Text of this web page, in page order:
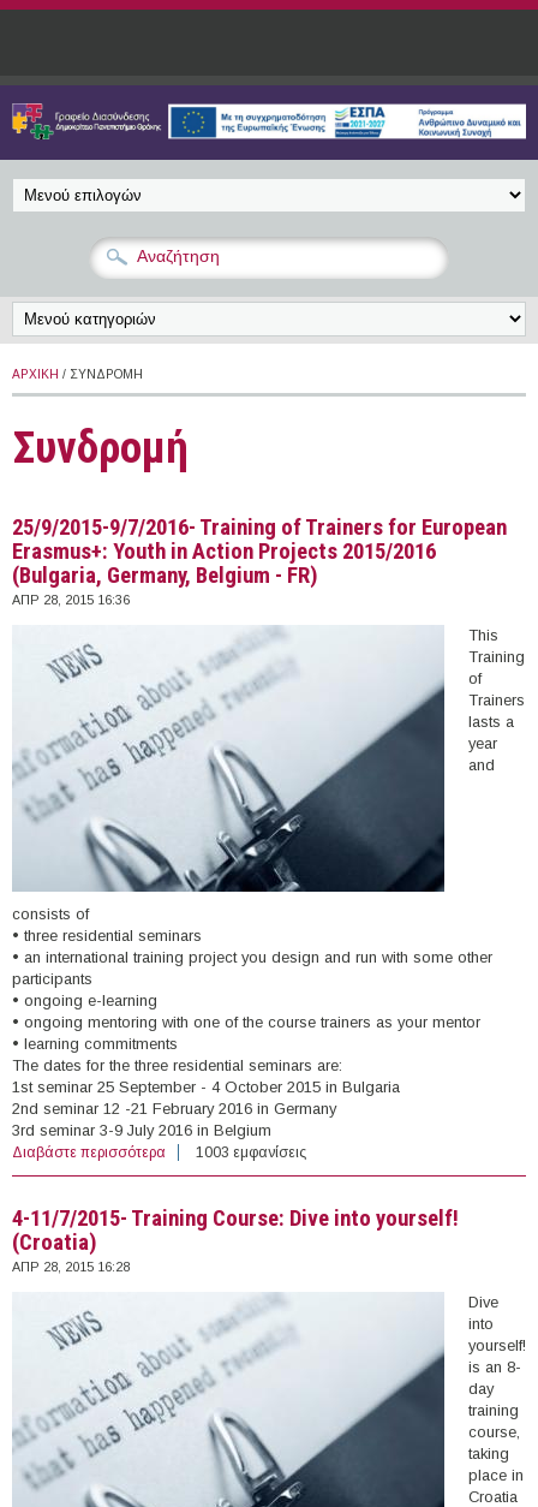
Παράκαμψη προς το κυρίως περιεχόμενο
ΑΡΧΙΚΉ / ΣΥΝΔΡΟΜΉ
Συνδρομή
25/9/2015-9/7/2016- Training of Trainers for European
Erasmus+: Youth in Action Projects 2015/2016
(Bulgaria, Germany, Belgium - FR)
ΑΠΡ 28, 2015 16:36
This
Training
of
Trainers
lasts a
year
and
consists of
• three residential seminars
• an international training project you design and run with some other
participants
• ongoing e-learning
• ongoing mentoring with one of the course trainers as your mentor
• learning commitments
The dates for the three residential seminars are:
1st seminar 25 September - 4 October 2015 in Bulgaria
2nd seminar 12 -21 February 2016 in Germany
3rd seminar 3-9 July 2016 in Belgium
Διαβάστε περισσότερα για 25/9/2015-9/7/2016- Training of Trainers for
European Erasmus+: Youth in Action Projects 2015/2016
1003 εμφανίσεις
4-11/7/2015- Training Course: Dive into yourself!
(Croatia)
ΑΠΡ 28, 2015 16:28
Dive
into
yourself!
is an 8-
day
training
course,
taking
place in
Croatia